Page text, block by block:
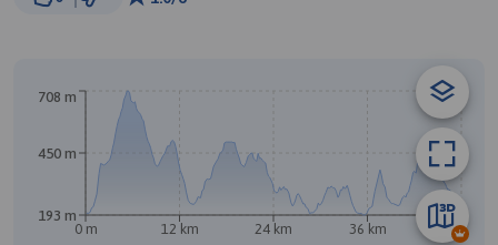
0 m 12 km 24 km 36 km 48 km
193 m
450 m
708 m